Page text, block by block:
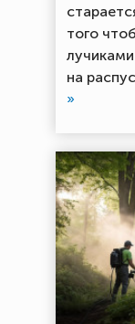
того
на
»